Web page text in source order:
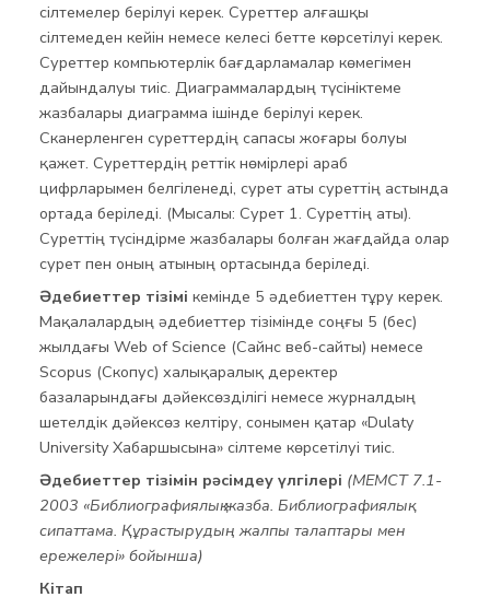
сілтемелер берілуі керек. Суреттер алғашқы
сілтемеден кейін немесе келесі бетте көрсетілуі керек.
Суреттер компьютерлік бағдарламалар көмегімен
дайындалуы тиіс. Диаграммалардың түсініктеме
жазбалары диаграмма ішінде берілуі керек.
Сканерленген суреттердің сапасы жоғары болуы
қажет. Суреттердің реттік нөмірлері араб
цифрларымен белгіленеді, сурет аты суреттің астында
ортада беріледі. (Мысалы: Сурет 1. Суреттің аты).
Суреттің түсіндірме жазбалары болған жағдайда олар
сурет пен оның атының ортасында беріледі.
Әдебиеттер тізімі кемінде 5 әдебиеттен тұру керек.
Мақалалардың әдебиеттер тізімінде соңғы 5 (бес)
жылдағы Web of Science (Сайнс веб-сайты) немесе
Scopus (Скопус) халықаралық деректер
базаларындағы дәйексөзділігі немесе журналдың
шетелдік дәйексөз келтіру, сонымен қатар «Dulaty
University Хабаршысына» сілтеме көрсетілуі тиіс.
Әдебиеттер тізімін рәсімдеу үлгілері (МЕМСТ 7.1-
2003 «Библиографиялық жазба. Библиографиялық
сипаттама. Құрастырудың жалпы талаптары мен
ережелері» бойынша)
Кітап